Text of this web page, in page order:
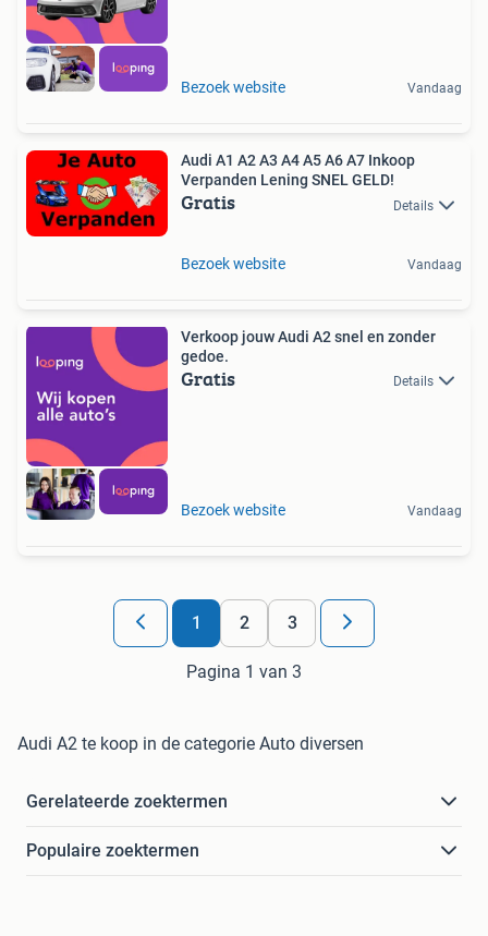
Bezoek website Vandaag
Audi A1 A2 A3 A4 A5 A6 A7 Inkoop
Verpanden Lening SNEL GELD!
Gratis Details
Bezoek website Vandaag
Verkoop jouw Audi A2 snel en zonder
gedoe.
Gratis Details
Bezoek website Vandaag
1 2 3
Pagina 1 van 3
Audi A2 te koop in de categorie Auto diversen
Gerelateerde zoektermen
Populaire zoektermen